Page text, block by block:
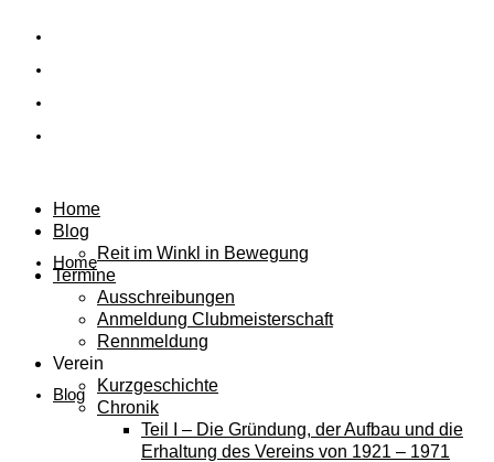
Home
Blog
Home
Blog
Reit im Winkl in Bewegung
Termine
Ausschreibungen
Anmeldung Clubmeisterschaft
Rennmeldung
Verein
Kurzgeschichte
Chronik
Teil I – Die Gründung, der Aufbau und die
Erhaltung des Vereins von 1921 – 1971